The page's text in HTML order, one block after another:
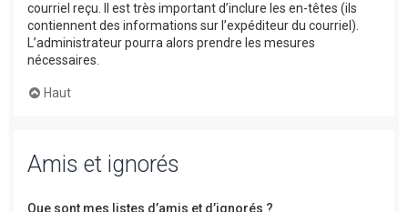
courriel reçu. Il est très important d’inclure les en-têtes (ils
contiennent des informations sur l’expéditeur du courriel).
L’administrateur pourra alors prendre les mesures
nécessaires.
Haut
Amis et ignorés
Que sont mes listes d’amis et d’ignorés ?